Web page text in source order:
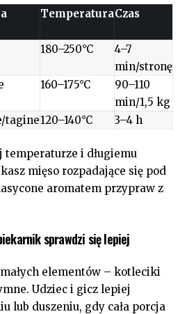
TemperaturaCzas
180–250°C
4–7
min/stronę
160–175°C
90–110
min/1,5 kg
tagine120–140°C 3–4 h
i długiemu
mięso rozpadające się pod
aromatem przypraw z
sprawdzi się lepiej
elementów – kotleciki
Udziec i gicz lepiej
lub duszeniu, gdy cała porcja